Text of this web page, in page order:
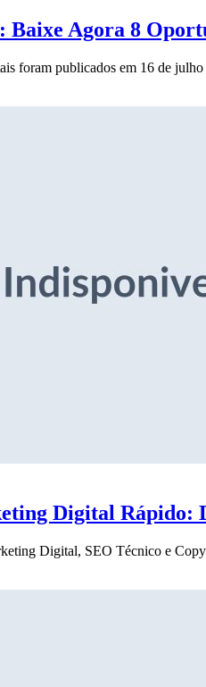
Baixe Agora 8
foram publicados em 16 de
Digital Rápido:
Digital, SEO Técnico e